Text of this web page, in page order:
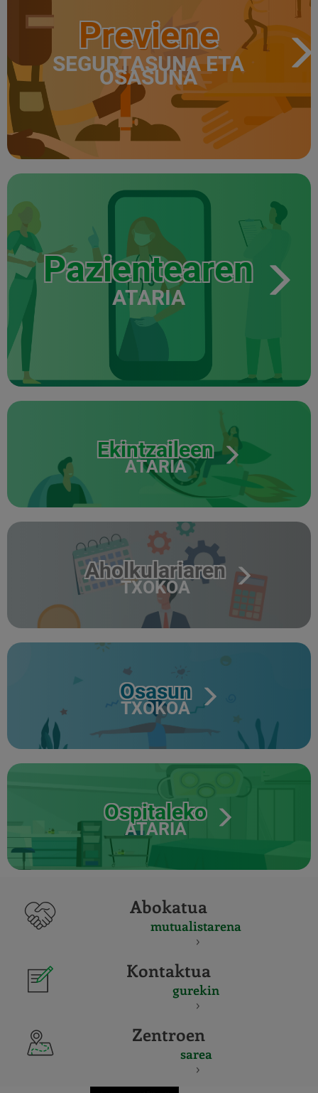
Previene
SEGURTASUNA ETA
OSASUNA
Pazientearen
ATARIA
Ekintzaileen
ATARIA
Aholkulariaren
TXOKOA
Osasun
TXOKOA
Ospitaleko
ATARIA
Abokatua
mutualistarena
Kontaktua
gurekin
Zentroen
sarea